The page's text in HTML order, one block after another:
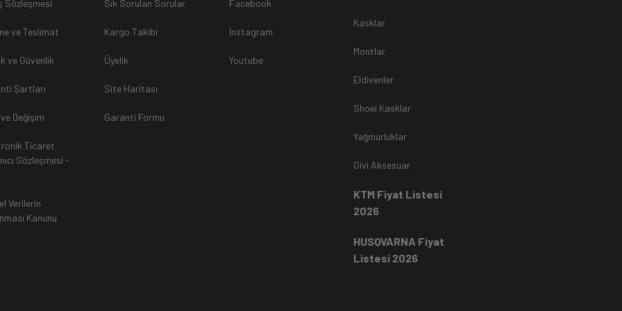
tarafımıza ulaştırılması zorunludur. Aksi halde gönderileriniz
siparişiniz Havale ile yapıldıysa aynı Hesaba (IBAN), Kredi Kartı ile yapıldıysa aynı karta iade edilir.
ürün bedeli iade edilmektedir. Kredi Kartına yapılan iadelerde, ekstrenize (+) Taksit yansıtma ve buna benzer tüm
Sözleşmesi
ve Teslimat
ve Güvenlik
Şartları
Değişim
Ticaret
Sözleşmesi -
Verilerin
Kanunu
Sık Sorulan Sorular
Kargo Takibi
Üyelik
Site Haritası
Garanti Formu
Facebook
Instagram
Youtube
Kasklar
Montlar
Eldivenler
Shoei Kasklar
Yağmurluklar
Givi Aksesuar
KTM Fiyat Listesi
2026
HUSQVARNA Fiyat
Listesi 2026